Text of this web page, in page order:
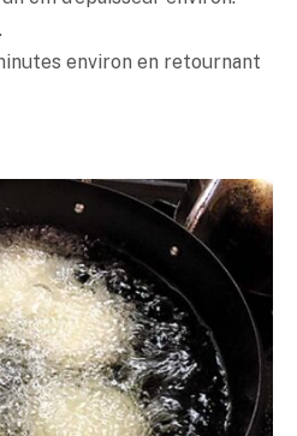
environ en retournant